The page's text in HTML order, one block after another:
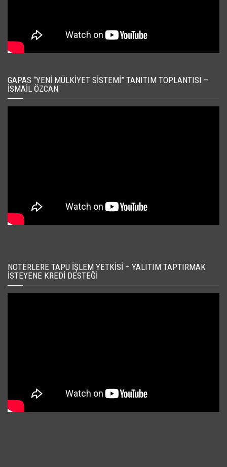
GAPAS “YENI MÜLKIYET SISTEMI” TANITIM TOPLANTISI –
İSMAIL ÖZCAN
NOTERLERE TAPU İŞLEM YETKISI – YALITIM TAPTIRMAK
İSTEYENE KREDI DESTEĞI